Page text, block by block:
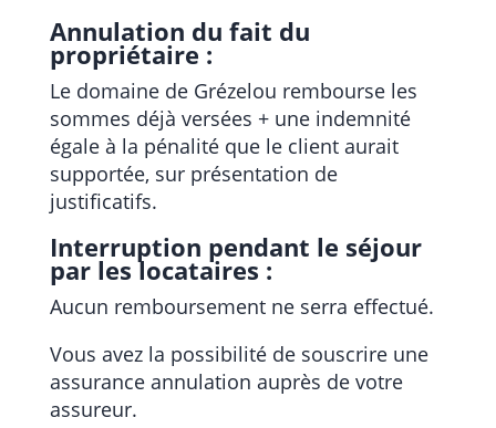
Annulation du fait du
propriétaire :
Le domaine de Grézelou rembourse les
sommes déjà versées + une indemnité
égale à la pénalité que le client aurait
supportée, sur présentation de
justificatifs.
Interruption pendant le séjour
par les locataires :
Aucun remboursement ne serra effectué.
Vous avez la possibilité de souscrire une
assurance annulation auprès de votre
assureur.